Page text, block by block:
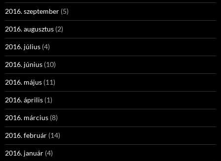
2016. szeptember (5)
2016. augusztus (2)
2016. július (4)
2016. június (10)
2016. május (11)
2016. április (1)
2016. március (8)
2016. február (14)
2016. január (4)